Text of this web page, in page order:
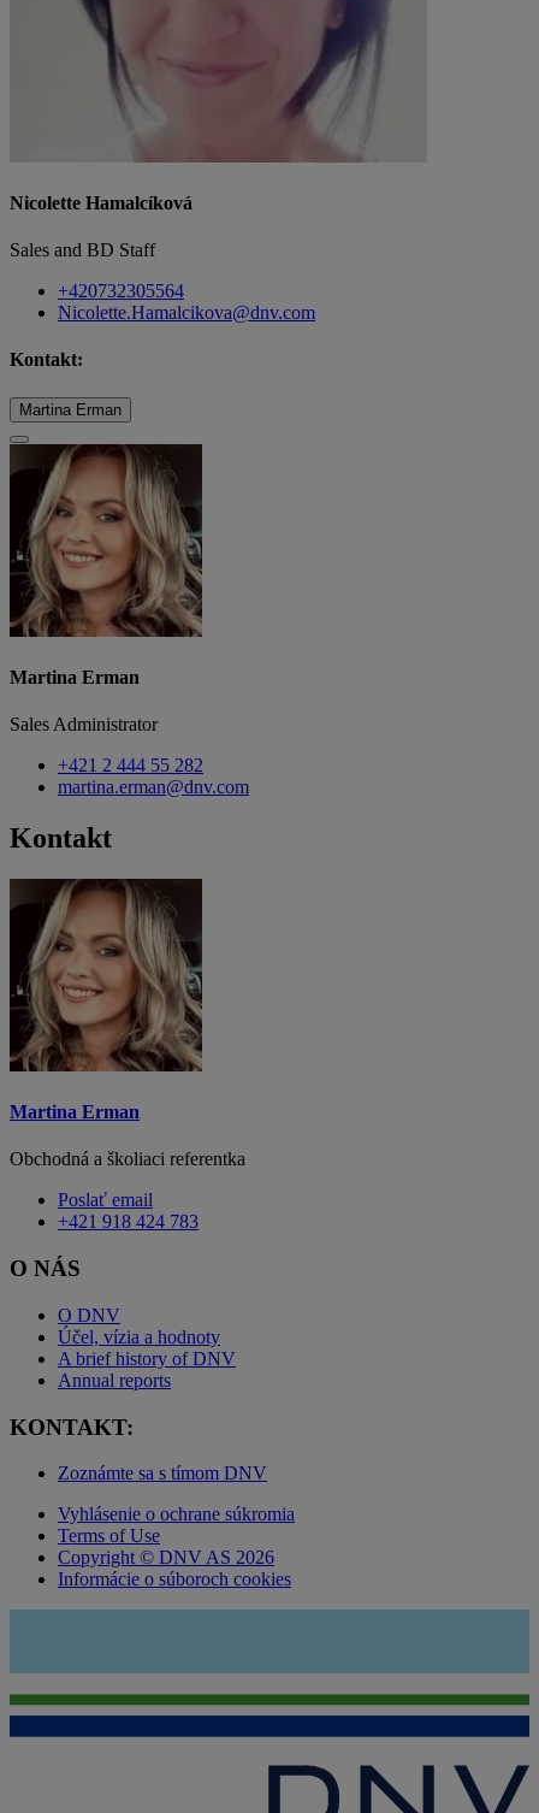
Nicolette Hamalcíková
Sales and BD Staff
+420732305564
Nicolette.Hamalcikova@dnv.com
Kontakt:
Martina Erman
Martina Erman
Sales Administrator
+421 2 444 55 282
martina.erman@dnv.com
Kontakt
Martina Erman
Obchodná a školiaci referentka
Poslať email
+421 918 424 783
O NÁS
O DNV
Účel, vízia a hodnoty
A brief history of DNV
Annual reports
KONTAKT:
Zoznámte sa s tímom DNV
Vyhlásenie o ochrane súkromia
Terms of Use
Copyright © DNV AS 2026
Informácie o súboroch cookies